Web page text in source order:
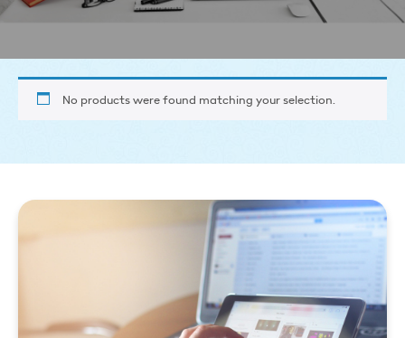
No products were found matching your selection.